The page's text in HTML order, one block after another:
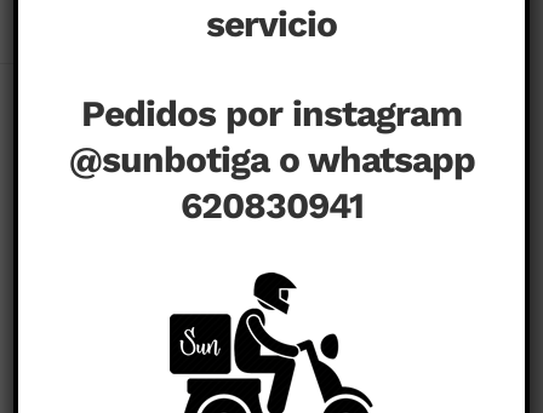
servicio
Pedidos por instagram
@sunbotiga o whatsapp
620830941